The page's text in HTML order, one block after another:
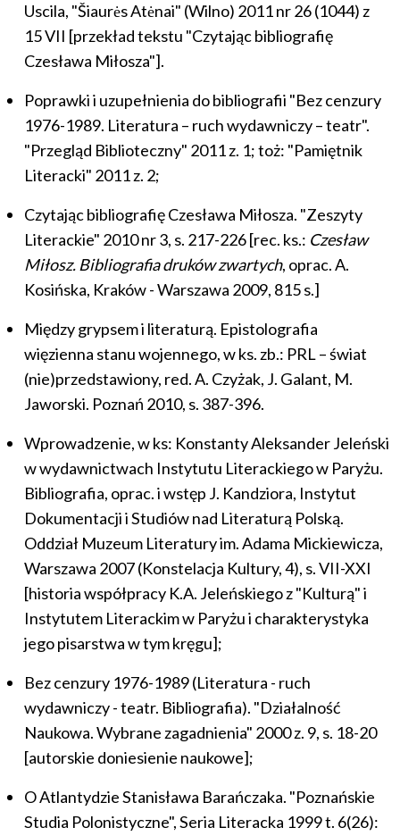
Uscila, "Šiaurės Atėnai" (Wilno) 2011 nr 26 (1044) z
15 VII [przekład tekstu "Czytając bibliografię
Czesława Miłosza"].
Poprawki i uzupełnienia do bibliografii "Bez cenzury
1976-1989. Literatura – ruch wydawniczy – teatr".
"Przegląd Biblioteczny" 2011 z. 1; toż: "Pamiętnik
Literacki" 2011 z. 2;
Czytając bibliografię Czesława Miłosza. "Zeszyty
Literackie" 2010 nr 3, s. 217-226 [rec. ks.: Czesław
Miłosz. Bibliografia druków zwartych, oprac. A.
Kosińska, Kraków - Warszawa 2009, 815 s.]
Między grypsem i literaturą. Epistolografia
więzienna stanu wojennego, w ks. zb.: PRL – świat
(nie)przedstawiony, red. A. Czyżak, J. Galant, M.
Jaworski. Poznań 2010, s. 387-396.
Wprowadzenie, w ks: Konstanty Aleksander Jeleński
w wydawnictwach Instytutu Literackiego w Paryżu.
Bibliografia, oprac. i wstęp J. Kandziora, Instytut
Dokumentacji i Studiów nad Literaturą Polską.
Oddział Muzeum Literatury im. Adama Mickiewicza,
Warszawa 2007 (Konstelacja Kultury, 4), s. VII-XXI
[historia współpracy K.A. Jeleńskiego z "Kulturą" i
Instytutem Literackim w Paryżu i charakterystyka
jego pisarstwa w tym kręgu];
Bez cenzury 1976-1989 (Literatura - ruch
wydawniczy - teatr. Bibliografia). "Działalność
Naukowa. Wybrane zagadnienia" 2000 z. 9, s. 18-20
[autorskie doniesienie naukowe];
O Atlantydzie Stanisława Barańczaka. "Poznańskie
Studia Polonistyczne", Seria Literacka 1999 t. 6(26):